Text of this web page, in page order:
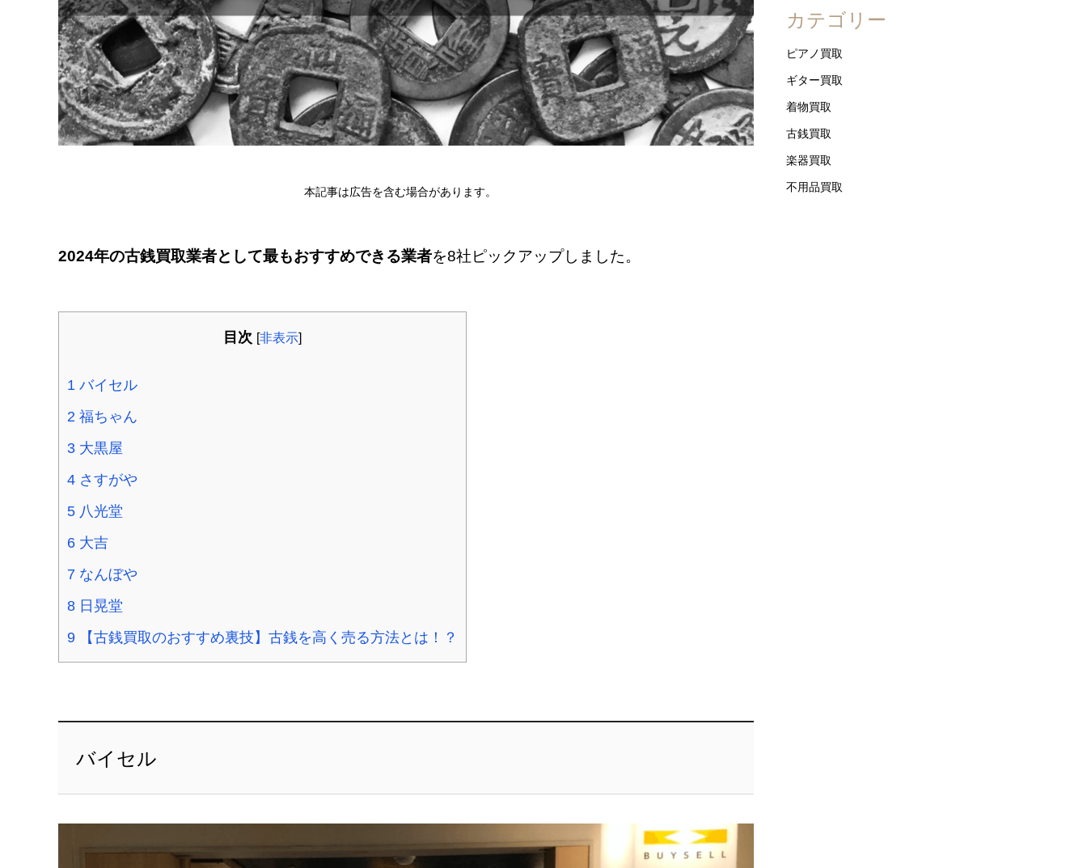
本記事は広告を含む場合があります。
2024年の古銭買取業者として最もおすすめできる業者を8社ピックアップしました。
目次 [非表示]
1 バイセル
2 福ちゃん
3 大黒屋
4 さすがや
5 八光堂
6 大吉
7 なんぼや
8 日晃堂
9 【古銭買取のおすすめ裏技】古銭を高く売る方法とは！？
バイセル
カテゴリー
ピアノ買取
ギター買取
着物買取
古銭買取
楽器買取
不用品買取